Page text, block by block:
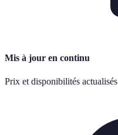
Mis à jour en continu
Prix et disponibilités actualisés